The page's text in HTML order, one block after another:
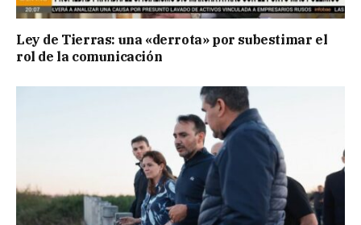
Ley de Tierras: una «derrota» por subestimar el
rol de la comunicación